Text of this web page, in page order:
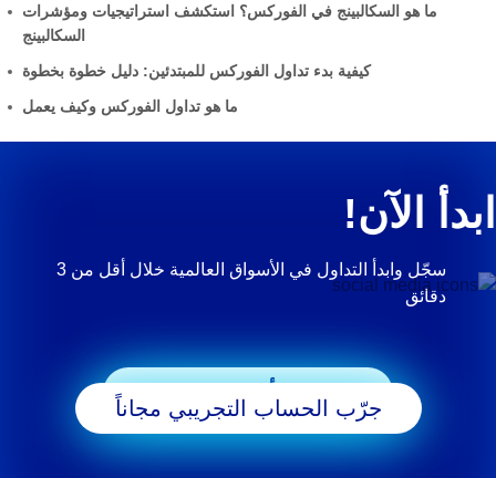
ما هو السكالبينج في الفوركس؟ استكشف استراتيجيات ومؤشرات
السكالبينج
كيفية بدء تداول الفوركس للمبتدئين: دليل خطوة بخطوة
ما هو تداول الفوركس وكيف يعمل
ابدأ الآن!
سجّل وابدأ التداول في الأسواق العالمية خلال أقل من 3
دقائق
ابدأ التداول
جرّب الحساب التجريبي مجاناً